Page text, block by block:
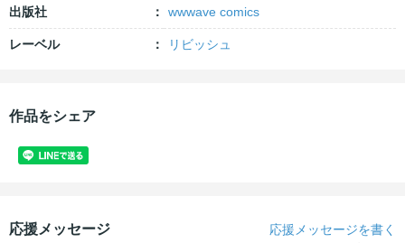
出版社 wwwave comics
レーベル リビッシュ
作品をシェア
応援メッセージ 応援メッセージを書く